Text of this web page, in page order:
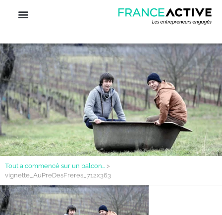
Tout a commencé sur un balcon… >
vignette_AuPreDesFreres_712x363